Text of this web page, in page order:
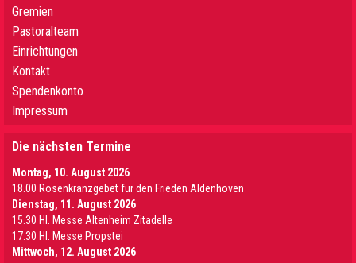
Gremien
Pastoralteam
Einrichtungen
Kontakt
Spendenkonto
Impressum
Die nächsten Termine
Montag, 10. August 2026
18.00 Rosenkranzgebet für den Frieden Aldenhoven
Dienstag, 11. August 2026
15.30 Hl. Messe Altenheim Zitadelle
17.30 Hl. Messe Propstei
Mittwoch, 12. August 2026